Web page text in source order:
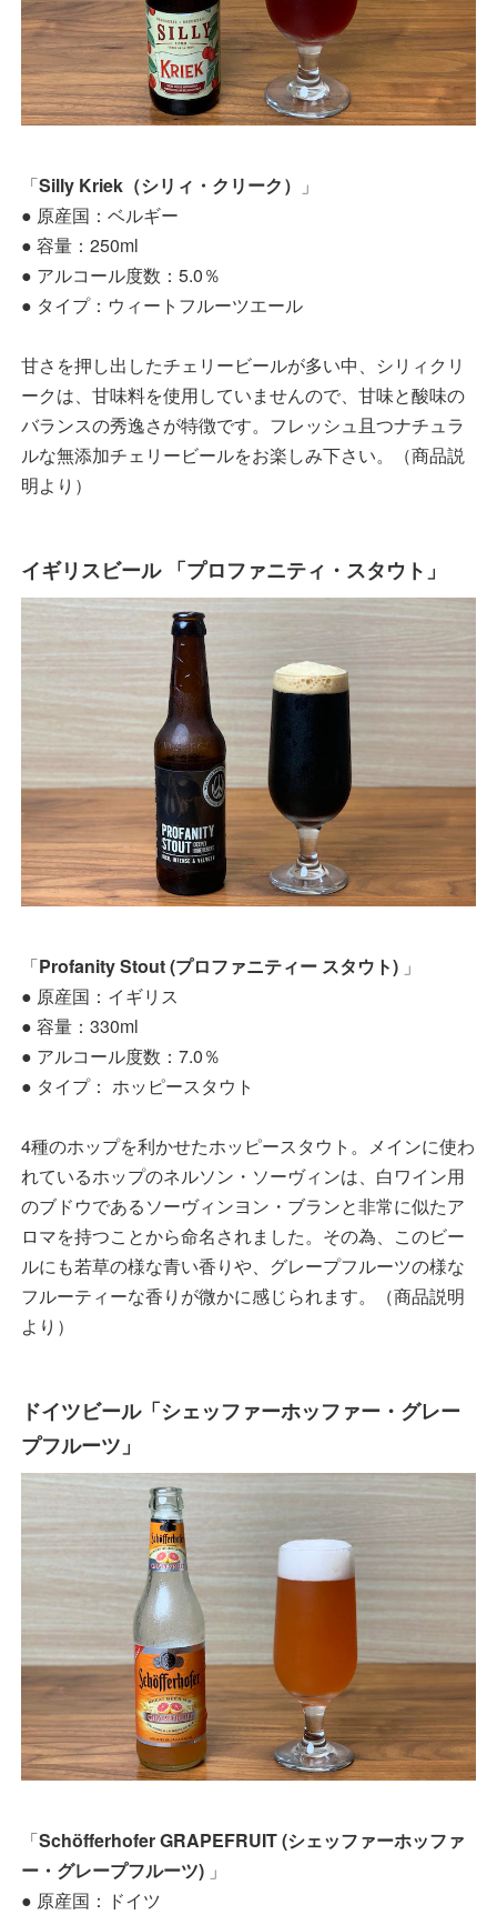
「Silly Kriek（シリィ・クリーク）
」
● 原産国：ベルギー
● 容量：250ml
● アルコール度数：5.0％
● タイプ：ウィートフルーツエール
甘さを押し出したチェリービールが多い中、シリィクリ
ークは、甘味料を使用していませんので、甘味と酸味の
バランスの秀逸さが特徴です。フレッシュ且つナチュラ
ルな無添加チェリービールをお楽しみ下さい。（商品説
明より）
イギリスビール 「プロファニティ・スタウト」
「Profanity Stout (プロファニティー スタウト) 」
● 原産国：イギリス
● 容量：330ml
● アルコール度数：7.0％
● タイプ： ホッピースタウト
4種のホップを利かせたホッピースタウト。メインに使わ
れているホップのネルソン・ソーヴィンは、白ワイン用
のブドウであるソーヴィンヨン・ブランと非常に似たア
ロマを持つことから命名されました。その為、このビー
ルにも若草の様な青い香りや、グレープフルーツの様な
フルーティーな香りが微かに感じられます。（商品説明
より）
ドイツビール「シェッファーホッファー・グレー
プフルーツ」
「Schöfferhofer GRAPEFRUIT (シェッファーホッファ
ー・グレープフルーツ) 」
● 原産国：ドイツ